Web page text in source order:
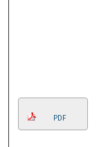
PDF